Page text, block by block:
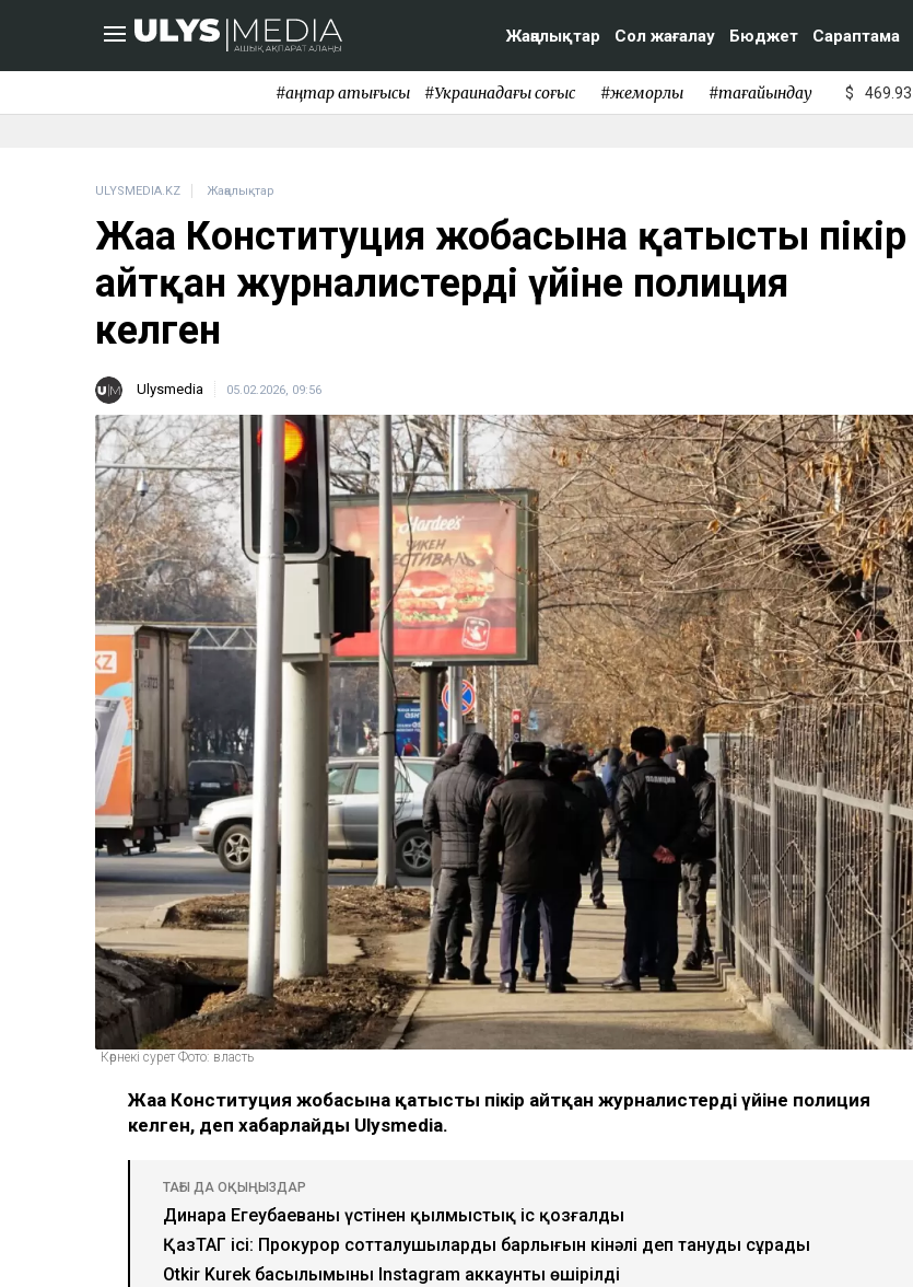
Жаңалықтар Сол жағалау Бюджет Сараптама
#қаңтар қақтығысы #Украинадағы соғыс #жемқорлық #тағайындау $ 469.93
ULYSMEDIA.KZ Жаңалықтар
Жаңа Конституция жобасына қатысты пікір
айтқан журналистердің үйіне полиция
келген
Ulysmedia 05.02.2026, 09:56
Көрнекі сурет Фото: власть
Жаңа Конституция жобасына қатысты пікір айтқан журналистердің үйіне полиция
келген, деп хабарлайды Ulysmedia.
ТАҒЫ ДА ОҚЫҢЫЗДАР
Динара Егеубаеваның үстінен қылмыстық іс қозғалды
ҚазТАГ ісі: Прокурор сотталушылардың барлығын кінәлі деп тануды сұрады
Otkir Kurek басылымының Instagram аккаунты өшірілді